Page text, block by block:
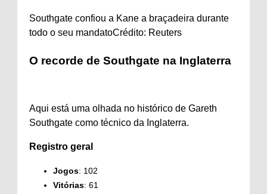
Southgate confiou a Kane a braçadeira durante
todo o seu mandatoCrédito: Reuters
O recorde de Southgate na Inglaterra
Aqui está uma olhada no histórico de Gareth
Southgate como técnico da Inglaterra.
Registro geral
Jogos: 102
Vitórias: 61